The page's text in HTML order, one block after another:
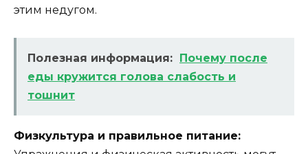
этим недугом.
Полезная информация: Почему после
еды кружится голова слабость и
тошнит
Физкультура и правильное питание: